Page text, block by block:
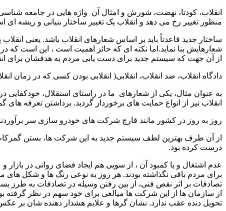
انقلاب، کودتا، نهضت، شورش و امثال آن واژه هایی در جامعه
منظور تغییر رخ می دهد و انقلاب یک تغییر ساختار بنیانی و ریشه
ساختار جدید قاعدتاً باید بر اساس شعارهای انقلاب باشد. یعنی
شعارهایش بنا نماید.اما نکته ای که حائز اهمیت است ، این است که
از آن جهت که سیستم جدید برای دست یابی مردم به هدفشان برای
دادگاه انقلاب، ضد انقلاب، انقلابی( انقلابی بودن کسی که در زمان
به عنوان مثال، یکی از شعارهای ما در راستای استقلال،
انقلاب نیز از انواع حمایت های برخوردار گردید. برداشتن
روز به روز در کشور مانند قارچ شرکت های خودرو سازی سر
از آن طرف بهترین لطف سیستم جدید به این شرکت ها، بستن
درست کرده بود.
عدم اشتغال و یا کمبود آن ، از سویی هم ایجاد فضای روانی در
برای مردم باقی نگذاشته بودند. هر روز به نوعی رنگ ها و شکل
تصادفات بر اثر نقص فنی، از بین رفتن وسیله در تصادفات به طرز
از سازمان ها از این شرکت ها میالغی برای خود سهم در نظر گرفته
تحویل دنده عقب ندارد. نشان گرها و علایم هشدار دهنده شان بر